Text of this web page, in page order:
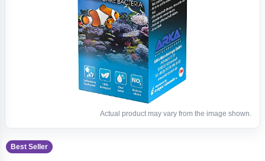
Actual product may vary from the image shown.
Best Seller